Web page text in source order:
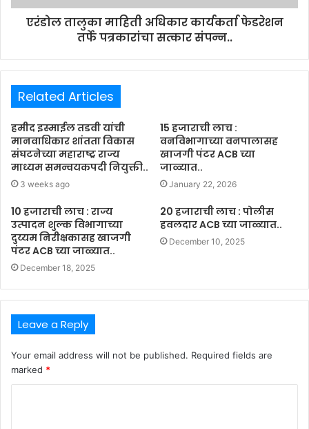
एरंडोल तालुका माहिती अधिकार कार्यकर्ता फेडरेशन
तर्फे पत्रकारांचा सत्कार संपन्न..
Related Articles
हमीद इस्माईल तडवी यांची
मानवाधिकार शांतता विकास
संघटनेच्या महाराष्ट्र राज्य
माध्यम समन्वयकपदी नियुक्ती..
3 weeks ago
15 हजाराची लाच :
वनविभागाच्या वनपालासह
खाजगी पंटर ACB च्या
जाळ्यात..
January 22, 2026
10 हजाराची लाच : राज्य
उत्पादन शुल्क विभागाच्या
दुय्यम निरीक्षकासह खाजगी
पंटर ACB च्या जाळ्यात..
December 18, 2025
20 हजाराची लाच : पोलीस
हवलदार ACB च्या जाळ्यात..
December 10, 2025
Leave a Reply
Your email address will not be published. Required fields are
marked *